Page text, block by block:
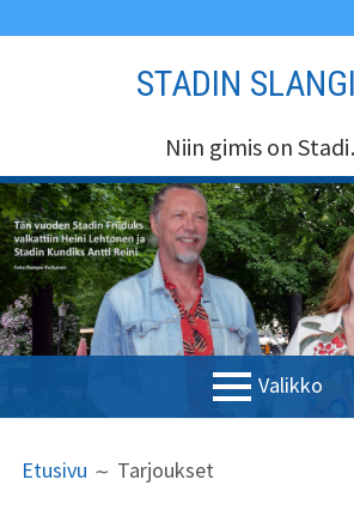
STADIN
Niin gimis on
Valikko
VALIKKO
Etusivu Tarjoukset